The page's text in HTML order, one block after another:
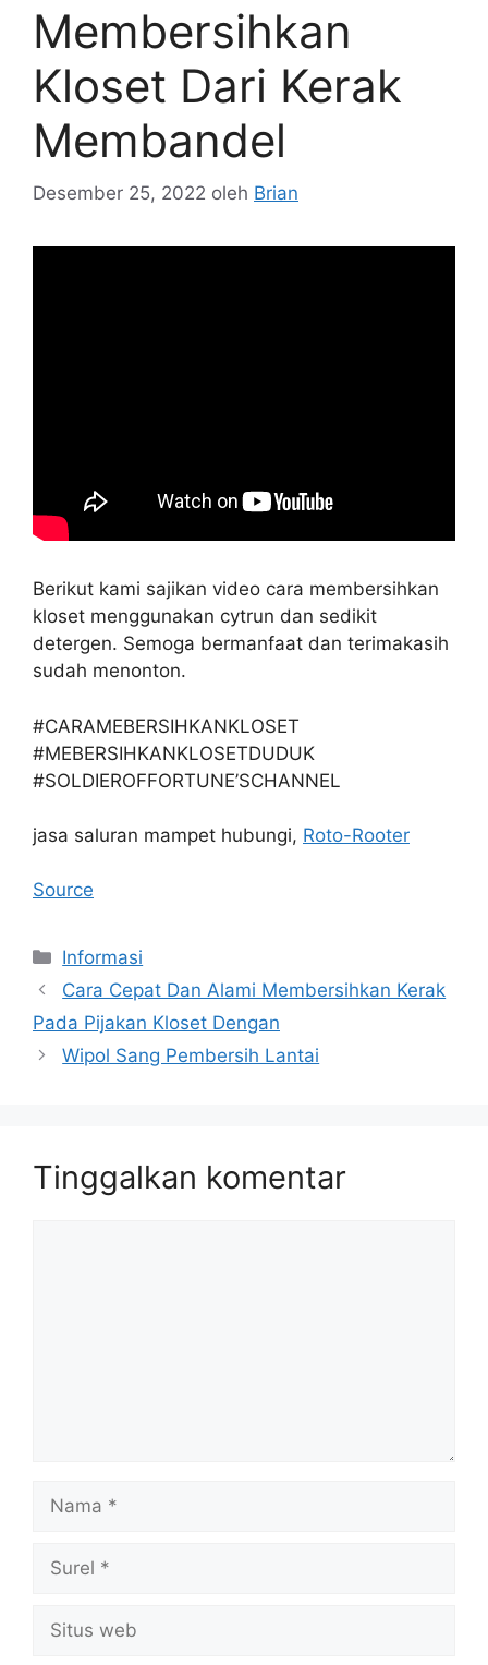
Membersihkan
Kloset Dari Kerak
Membandel
Desember 25, 2022 oleh Brian
Berikut kami sajikan video cara membersihkan
kloset menggunakan cytrun dan sedikit
detergen. Semoga bermanfaat dan terimakasih
sudah menonton.
#CARAMEBERSIHKANKLOSET
#MEBERSIHKANKLOSETDUDUK
#SOLDIEROFFORTUNE’SCHANNEL
jasa saluran mampet hubungi, Roto-Rooter
Source
Kategori
Informasi
Cara Cepat Dan Alami Membersihkan Kerak
Pada Pijakan Kloset Dengan
Wipol Sang Pembersih Lantai
Tinggalkan komentar
web